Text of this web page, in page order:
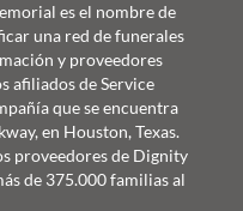
es el nombre de
una red de funerales
y proveedores
afiliados de Service
que se encuentra
en Houston, Texas.
proveedores de Dignity
de 375.000 familias al